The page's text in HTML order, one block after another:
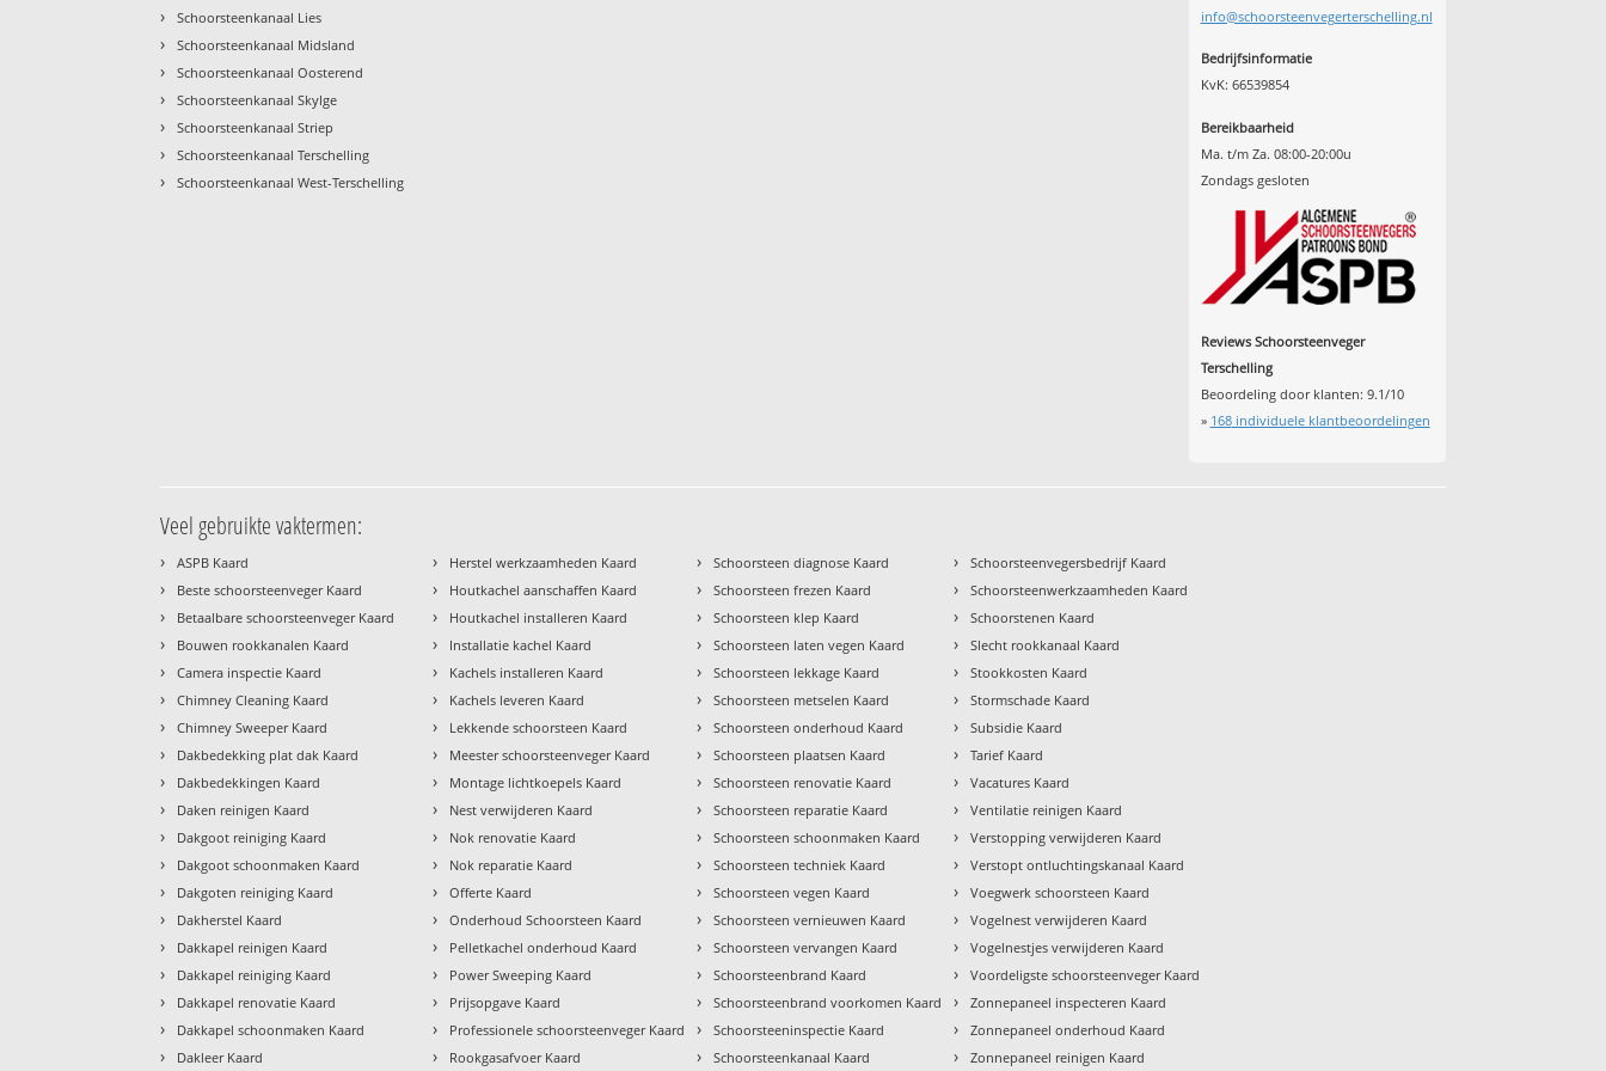
›
Schoorsteenkanaal Lies
› Schoorsteenkanaal Midsland
› Schoorsteenkanaal Oosterend
› Schoorsteenkanaal Skylge
› Schoorsteenkanaal Striep
› Schoorsteenkanaal Terschelling
› Schoorsteenkanaal West-Terschelling
info@schoorsteenvegerterschelling.nl
Bedrijfsinformatie
KvK: 66539854
Bereikbaarheid
Ma. t/m Za. 08:00-20:00u
Zondags gesloten
Reviews Schoorsteenveger
Terschelling
Beoordeling door klanten: 9.1/10
» 168individuele klantbeoordelingen
Veel gebruikte vaktermen:
› ASPB Kaard
› Beste schoorsteenveger Kaard
› Betaalbare schoorsteenveger Kaard
› Bouwen rookkanalen Kaard
› Camera inspectie Kaard
› Chimney Cleaning Kaard
› Chimney Sweeper Kaard
› Dakbedekking plat dak Kaard
› Dakbedekkingen Kaard
› Daken reinigen Kaard
› Dakgoot reiniging Kaard
› Dakgoot schoonmaken Kaard
› Dakgoten reiniging Kaard
› Dakherstel Kaard
› Dakkapel reinigen Kaard
› Dakkapel reiniging Kaard
› Dakkapel renovatie Kaard
› Dakkapel schoonmaken Kaard
› Dakleer Kaard
› Herstel werkzaamheden Kaard
› Houtkachel aanschaffen Kaard
› Houtkachel installeren Kaard
› Installatie kachel Kaard
› Kachels installeren Kaard
› Kachels leveren Kaard
› Lekkende schoorsteen Kaard
› Meester schoorsteenveger Kaard
› Montage lichtkoepels Kaard
› Nest verwijderen Kaard
› Nok renovatie Kaard
› Nok reparatie Kaard
› Offerte Kaard
› Onderhoud Schoorsteen Kaard
› Pelletkachel onderhoud Kaard
› Power Sweeping Kaard
› Prijsopgave Kaard
› Professionele schoorsteenveger Kaard
› Rookgasafvoer Kaard
› Schoorsteen diagnose Kaard
› Schoorsteen frezen Kaard
› Schoorsteen klep Kaard
› Schoorsteen laten vegen Kaard
› Schoorsteen lekkage Kaard
› Schoorsteen metselen Kaard
› Schoorsteen onderhoud Kaard
› Schoorsteen plaatsen Kaard
› Schoorsteen renovatie Kaard
› Schoorsteen reparatie Kaard
› Schoorsteen schoonmaken Kaard
› Schoorsteen techniek Kaard
› Schoorsteen vegen Kaard
› Schoorsteen vernieuwen Kaard
› Schoorsteen vervangen Kaard
› Schoorsteenbrand Kaard
› Schoorsteenbrand voorkomen Kaard
› Schoorsteeninspectie Kaard
› Schoorsteenkanaal Kaard
› Schoorsteenvegersbedrijf Kaard
› Schoorsteenwerkzaamheden Kaard
› Schoorstenen Kaard
› Slecht rookkanaal Kaard
› Stookkosten Kaard
› Stormschade Kaard
› Subsidie Kaard
› Tarief Kaard
› Vacatures Kaard
› Ventilatie reinigen Kaard
› Verstopping verwijderen Kaard
› Verstopt ontluchtingskanaal Kaard
› Voegwerk schoorsteen Kaard
› Vogelnest verwijderen Kaard
› Vogelnestjes verwijderen Kaard
› Voordeligste schoorsteenveger Kaard
› Zonnepaneel inspecteren Kaard
› Zonnepaneel onderhoud Kaard
› Zonnepaneel reinigen Kaard